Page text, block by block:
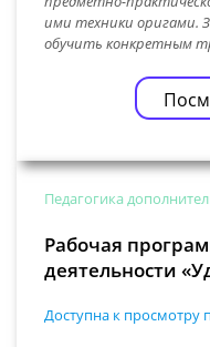
ими техники оригами.
обучить конкретным
Педагогика
Рабочая
деятельности
Доступна к просмотру